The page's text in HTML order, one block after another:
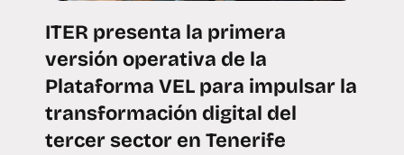
ITER presenta la primera
versión operativa de la
Plataforma VEL para impulsar la
transformación digital del
tercer sector en Tenerife